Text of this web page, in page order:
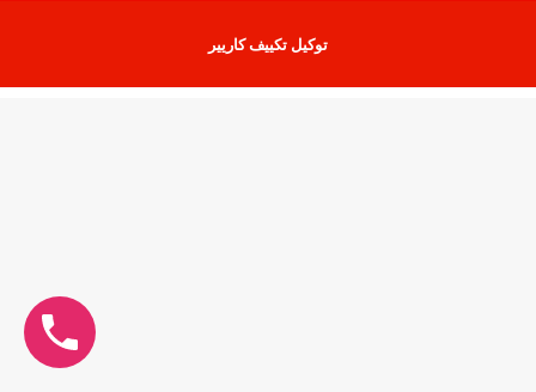
توكيل تكييف كاريير